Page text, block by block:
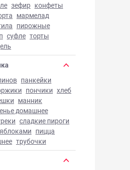
зефир конфеты
мармелад
пирожные
суфле торты
панкейки
пончики хлеб
манник
домашнее
сладкие пироги
пицца
трубочки